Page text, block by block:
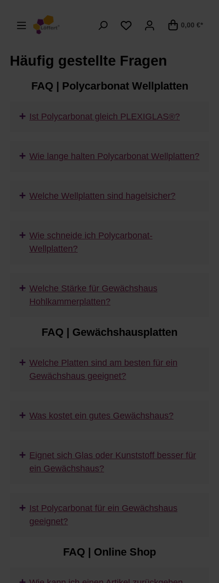
0,00 €*
Häufig gestellte Fragen
FAQ | Polycarbonat Wellplatten
+ Ist Polycarbonat gleich PLEXIGLAS®?
+ Wie lange halten Polycarbonat Wellplatten?
+ Welche Wellplatten sind hagelsicher?
+ Wie schneide ich Polycarbonat-
Wellplatten?
+ Welche Stärke für Gewächshaus
Hohlkammerplatten?
FAQ | Gewächshausplatten
+ Welche Platten sind am besten für ein
Gewächshaus geeignet?
+ Was kostet ein gutes Gewächshaus?
+ Eignet sich Glas oder Kunststoff besser für
ein Gewächshaus?
+ Ist Polycarbonat für ein Gewächshaus
geeignet?
FAQ | Online Shop